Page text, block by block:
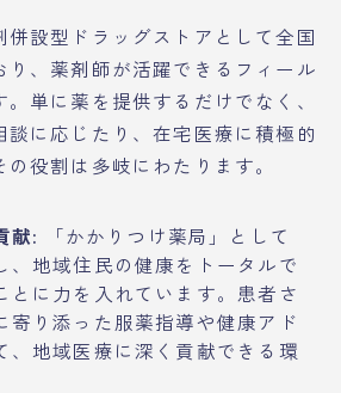
併設型ドラッグストアとして全国
り、薬剤師が活躍できるフィール
。単に薬を提供するだけでなく、
談に応じたり、在宅医療に積極的
役割は多岐にわたります。
献:
「かかりつけ薬局」として
、地域住民の健康をトータルで
とに力を入れています。患者さ
寄り添った服薬指導や健康アド
、地域医療に深く貢献できる環